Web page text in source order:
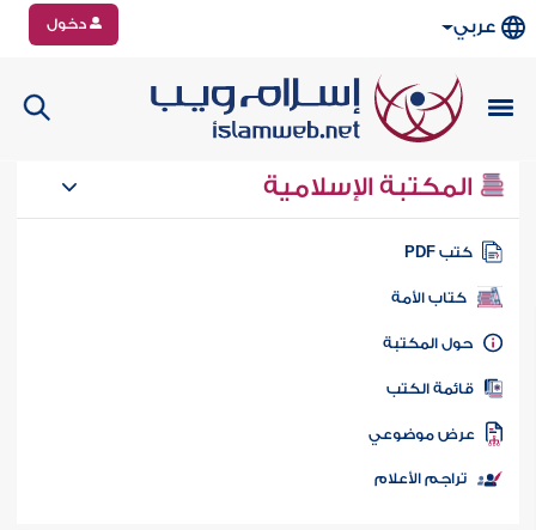
عربي دخول
المكتبة الإسلامية
كتب PDF
كتاب الأمة
المكتبة
الكتب
موضوعي